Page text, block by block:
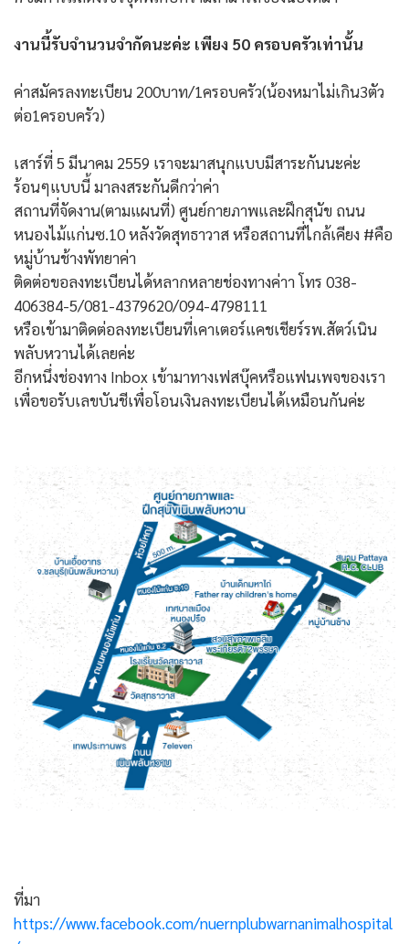
งานนี้รับจำนวนจำกัดนะค่ะ เพียง 50 ครอบครัวเท่านั้น
ค่าสมัครลงทะเบียน 200บาท/1ครอบครัว(น้องหมาไม่เกิน3ตัว
ต่อ1ครอบครัว)
เสาร์ที่ 5 มีนาคม 2559 เราจะมาสนุกแบบมีสาระกันนะค่ะ
ร้อนๆแบบนี้ มาลงสระกันดีกว่าค่า
สถานที่จัดงาน(ตามแผนที่) ศูนย์กายภาพและฝึกสุนัข ถนน
หนองไม้แก่นซ.10 หลังวัดสุทธาวาส หรือสถานที่ไกล้เคียง ‪#‎คือ
หมู่บ้านช้างพัทยาค่า
ติดต่อขอลงทะเบียนได้หลากหลายช่องทางค่าา โทร 038-
406384-5/081-4379620/094-4798111
หรือเข้ามาติดต่อลงทะเบียนที่เคาเตอร์แคชเชียร์รพ.สัตว์เนิน
พลับหวานได้เลยค่ะ
อีกหนึ่งช่องทาง Inbox เข้ามาทางเฟสบุ๊คหรือแฟนเพจของเรา
เพื่อขอรับเลขบันชีเพื่อโอนเงินลงทะเบียนได้เหมือนกันค่ะ
ที่มา
https://www.facebook.com/nuernplubwarnanimalhospital